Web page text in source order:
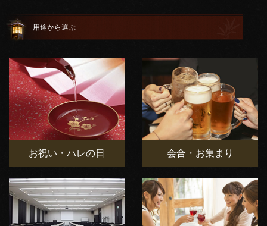
用途から選ぶ
お祝い・ハレの日 会合・お集まり